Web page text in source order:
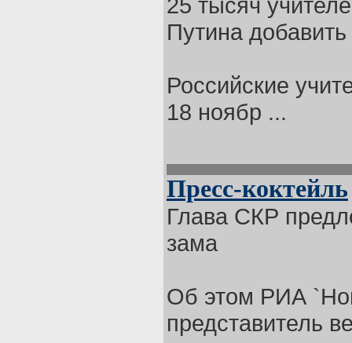
Путина
Российские
18 ноябр ...
Пресс-коктейль
Глава СКР
зама
Об этом РИА
представитель